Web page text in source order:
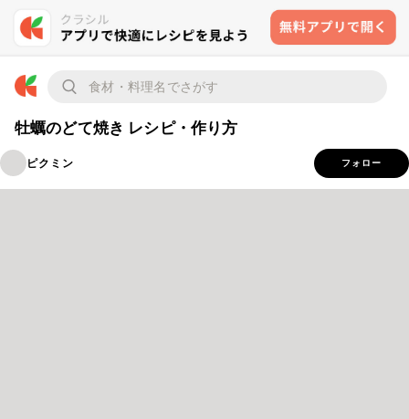
牡蠣のどて焼き レシピ・作り方
ピクミン フォロー